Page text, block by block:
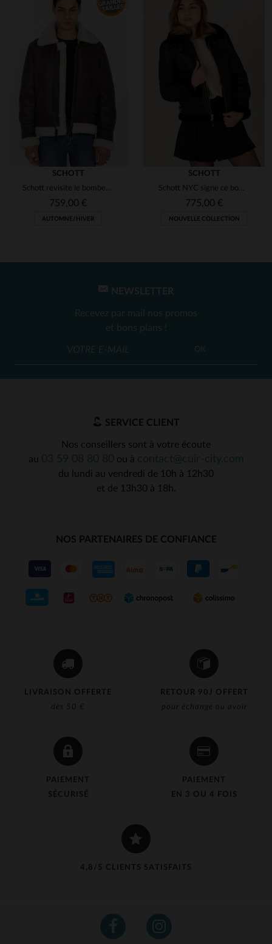
SCHOTT
Schott revisite le bomber B-3 en cuir de mouton lourd et chaud.
759,00 €
AUTOMNE/HIVER
SCHOTT
Schott NYC signe ce bombardier B-3 en mouton retourné, chaud et stylé.
775,00 €
NOUVELLE COLLECTION
LIVRAISON OFFERTE
dès 50 €
RETOUR 90J OFFERT
pour échange ou avoir
PAIEMENT
SÉCURISÉ
PAIEMENT
EN 3 OU 4 FOIS
4,8/5 CLIENTS SATISFAITS
NEWSLETTER
Recevez par mail nos promos
et bons plans !
OK
SERVICE CLIENT
Nos conseillers sont à votre écoute
au
ou à
du lundi au vendredi de 10h à 12h30
et de 13h30 à 18h.
NOS PARTENAIRES DE CONFIANCE